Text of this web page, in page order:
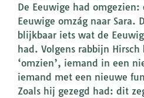
De Eeuwige had
Eeuwige omzág naar Sara.
blijkbaar iets wat de
had. Volgens rabbijn
‘omzien’, iemand in een
iemand met een nieuwe
Zoals hij gezegd had: dit